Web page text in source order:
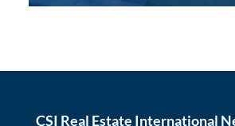
CSI Real Estate International